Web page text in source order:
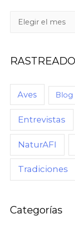
A
D
M
Aves Blog
Entrevistas
NaturAFI
Tradiciones
Categorías